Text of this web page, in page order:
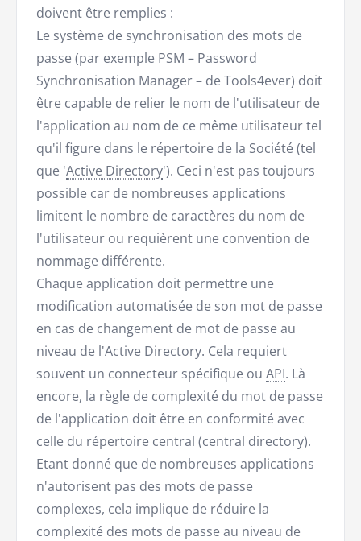
doivent être remplies :
Le système de synchronisation des mots de
passe (par exemple PSM – Password
Synchronisation Manager – de Tools4ever) doit
être capable de relier le nom de l'utilisateur de
l'application au nom de ce même utilisateur tel
qu'il figure dans le répertoire de la Société (tel
que 'Active Directory'). Ceci n'est pas toujours
possible car de nombreuses applications
limitent le nombre de caractères du nom de
l'utilisateur ou requièrent une convention de
nommage différente.
Chaque application doit permettre une
modification automatisée de son mot de passe
en cas de changement de mot de passe au
niveau de l'Active Directory. Cela requiert
souvent un connecteur spécifique ou API. Là
encore, la règle de complexité du mot de passe
de l'application doit être en conformité avec
celle du répertoire central (central directory).
Etant donné que de nombreuses applications
n'autorisent pas des mots de passe
complexes, cela implique de réduire la
complexité des mots de passe au niveau de